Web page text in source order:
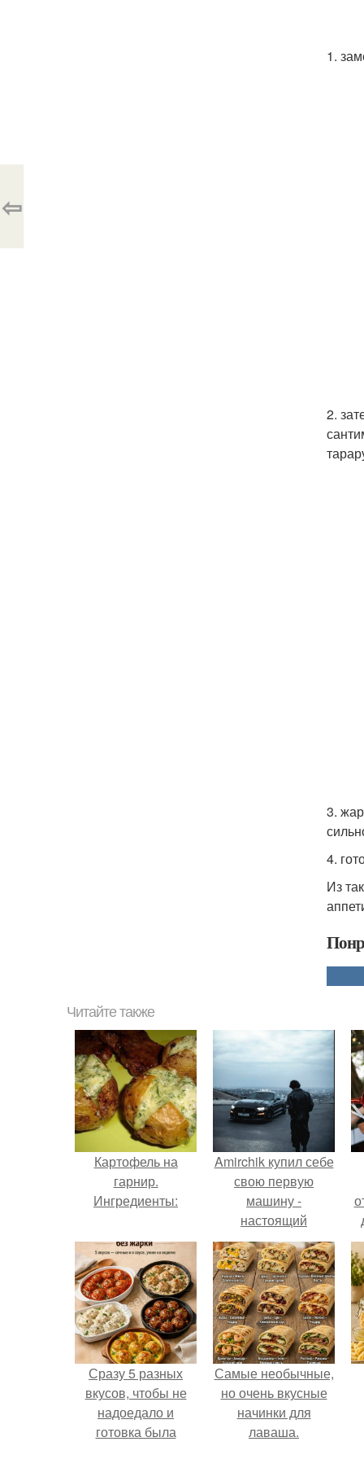
1.
2.
3.
4.
Из
⇦
Читайте также
Картофель на
гарнир.
Ингредиенты:
Amirchik купил себе
свою первую
машину -
настоящий
автомобиль мечты
для многих
автолюбителей.
Сразу 5 разных
вкусов, чтобы не
надоедало и
готовка была
Самые необычные,
но очень вкусные
начинки для
лаваша.